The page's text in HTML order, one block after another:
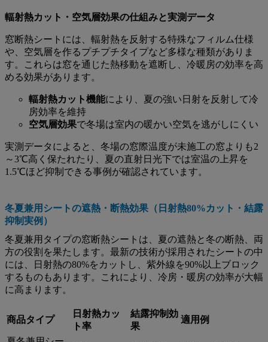
輻射熱カット・空気層効果の仕組みと実測データ
窓断熱シートには、輻射熱を反射する特殊なフィルム仕様
や、空気層を作るプチプチタイプなど多様な種類がありま
す。これらは窓を通じた熱移動を遮断し、冷暖房の効率を高
める効果があります。
輻射熱カット機能により、夏の強い日射を反射して冷
房効率を維持
空気層効果で冬場は室内の暖かい空気を逃がしにくい
実測データによると、冬場の窓際温度が未施工の窓よりも2
～3℃高く保たれたり、夏の直射日光下では室温の上昇を
1.5℃ほど抑制できる事例が確認されています。
冬夏兼用シートの遮熱・断熱効果（日射熱80%カット・結露
抑制実例）
冬夏兼用タイプの窓断熱シートは、夏の遮熱と冬の断熱、両
方の役割を果たします。最新の技術が採用されたシートの中
には、日射熱の80%をカットし、紫外線を90%以上ブロック
するものもあります。これにより、冷房・暖房の効率が大幅
に高まります。
商品タイプ
日射熱カッ
ト率
結露抑制効
果
適用例